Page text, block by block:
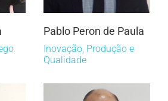
Pablo Peron de Paula
Inovação, Produção e
Qualidade